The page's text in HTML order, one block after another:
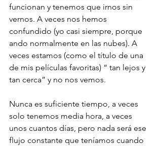
funcionan y tenemos que irnos sin
vernos. A veces nos hemos
confundido (yo casi siempre, porque
ando normalmente en las nubes). A
veces estamos (como el título de una
de mis películas favoritas) “ tan lejos y
tan cerca” y no nos vemos.
Nunca es suficiente tiempo, a veces
solo tenemos media hora, a veces
unos cuantos días, pero nada será ese
flujo constante que teníamos cuando